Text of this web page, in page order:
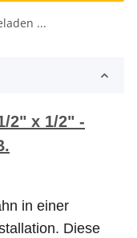
...
2" x 1/2" -
in einer
Diese